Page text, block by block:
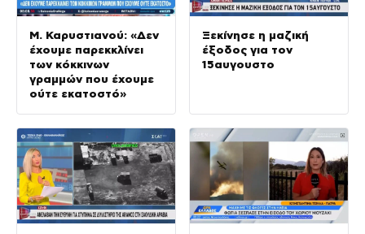
Μ. Καρυστιανού: «Δεν
έχουμε παρεκκλίνει
των κόκκινων
γραμμών που έχουμε
ούτε εκατοστό»
Ξεκίνησε η μαζική
έξοδος για τον
15αυγουστο